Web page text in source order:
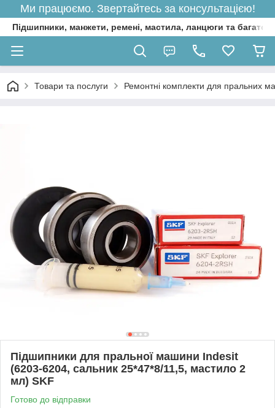
Ми працюємо. Звертайтесь за консультацією!
Підшипники, манжети, ремені, мастила, ланцюги та багато
Товари та послуги Ремонтні комплекти для пральних
Підшипники для пральної машини Indesit
(6203-6204, сальник 25*47*8/11,5, мастило 2
мл) SKF
Готово до відправки